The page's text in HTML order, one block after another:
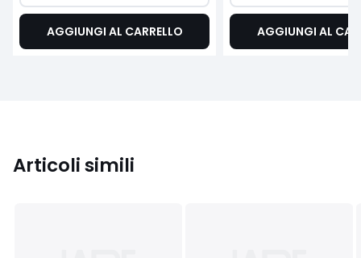
AGGIUNGI AL CARRELLO AGGIUNGI AL
Articoli simili